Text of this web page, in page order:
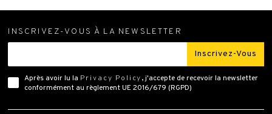
INSCRIVEZ-VOUS À LA NEWSLETTER
Inscrivez-Vous
Après avoir lu la Privacy Policy, j'accepte de recevoir la newsletter
conformément au règlement UE 2016/679 (RGPD)